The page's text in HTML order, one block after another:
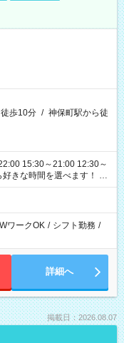
歩10分 / 神保町駅から徒
15:30～21:00 12:30～
ワークOK / シフト勤務 /
詳細へ
掲載日：2026.08.07